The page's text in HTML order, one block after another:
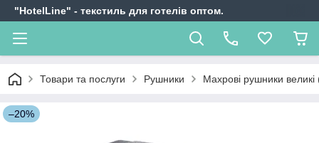
"HotelLine" - текстиль для готелів оптом.
Товари та послуги Рушники Махрові рушники
–20%